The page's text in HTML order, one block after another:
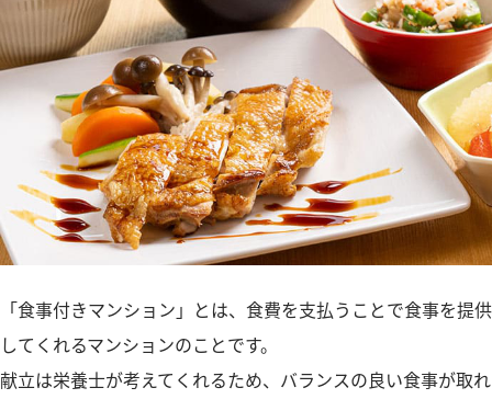
「食事付きマンション」とは、食費を支払うことで食事を提供
してくれるマンションのことです。
献立は栄養士が考えてくれるため、バランスの良い食事が取れ